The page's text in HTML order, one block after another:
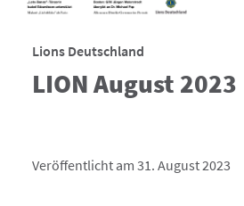
Lions Deutschland
LION August 2023
Veröffentlicht am 31. August 2023